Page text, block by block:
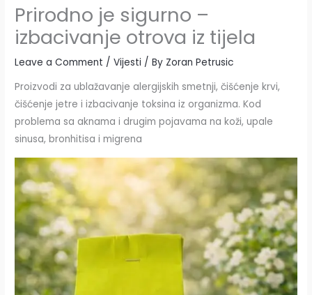
Prirodno je sigurno –
izbacivanje otrova iz tijela
Leave a Comment /Vijesti / By Zoran Petrusic
Proizvodi za ublažavanje alergijskih smetnji, čišćenje krvi,
čišćenje jetre i izbacivanje toksina iz organizma. Kod
problema sa aknama i drugim pojavama na koži, upale
sinusa, bronhitisa i migrena